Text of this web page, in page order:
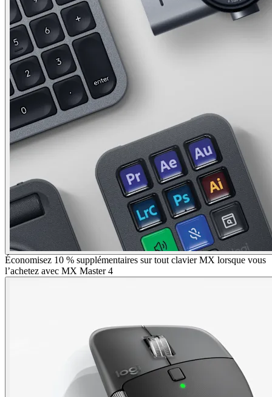
Économisez 10 % supplémentaires sur tout clavier MX lorsque vous
l’achetez avec MX Master 4